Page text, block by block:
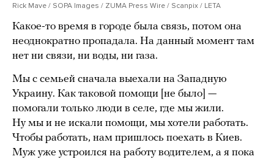
Rick Mave / SOPA Images / ZUMA Press Wire / Scanpix / LETA
Какое-то время в городе была связь, потом она
неоднократно пропадала. На данный момент там
нет ни связи, ни воды, ни газа.
Мы с семьей сначала выехали на Западную
Украину. Как таковой помощи [не было] —
помогали только люди в селе, где мы жили.
Ну мы и не искали помощи, мы хотели работать.
Чтобы работать, нам пришлось поехать в Киев.
Муж уже устроился на работу водителем, а я пока